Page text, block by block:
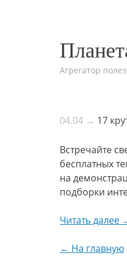
Агрегатор
04.04 → 17
Встречайте
бесплатных
на
подборки
Читать далее
← На главную